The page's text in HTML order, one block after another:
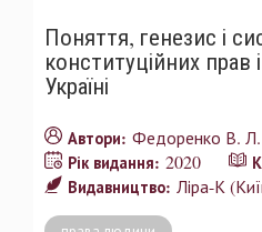
Поняття, генезис і
конституційних
Україні
Автори: Федоренко В. Л.
Рік видання: 2020
Видавництво: Ліра-К